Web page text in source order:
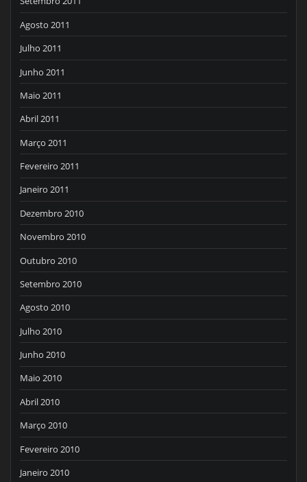
Agosto 2011
Julho 2011
Junho 2011
Maio 2011
Abril 2011
Março 2011
Fevereiro 2011
Janeiro 2011
Dezembro 2010
Novembro 2010
Outubro 2010
Setembro 2010
Agosto 2010
Julho 2010
Junho 2010
Maio 2010
Abril 2010
Março 2010
Fevereiro 2010
Janeiro 2010